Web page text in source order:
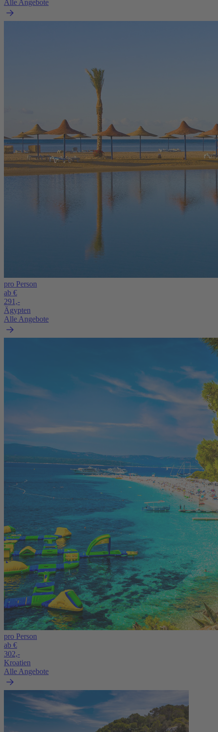
Alle Angebote
pro Person
ab €
291,-
Ägypten
Alle Angebote
pro Person
ab €
302,-
Kroatien
Alle Angebote